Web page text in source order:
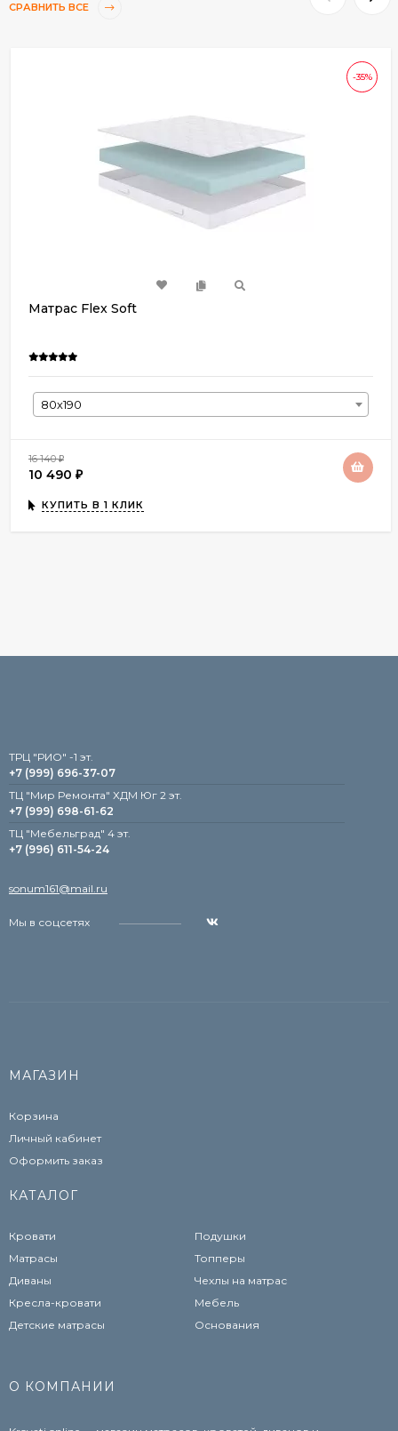
СРАВНИТЬ ВСЕ
-35%
Матрас Flex Soft
80х190
16 140₽
10 490 ₽
КУПИТЬ В 1 КЛИК
TРЦ "РИО" -1 эт.
+7 (999) 696-37-07
ТЦ "Мир Ремонта" ХДМ Юг 2 эт.
+7 (999) 698-61-62
TЦ "Мебельград" 4 эт.
+7 (996) 611-54-24
sonum161@mail.ru
Мы в соцсетях
МАГАЗИН
Корзина
Личный кабинет
Оформить заказ
КАТАЛОГ
Кровати
Матрасы
Диваны
Кресла-кровати
Детские матрасы
Подушки
Топперы
Чехлы на матрас
Мебель
Основания
О КОМПАНИИ